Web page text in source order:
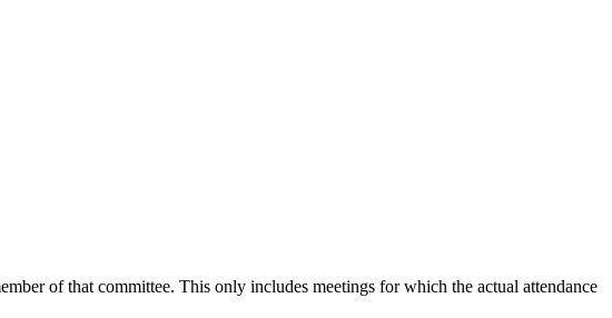
of that committee. This only includes meetings for which the actual attendance